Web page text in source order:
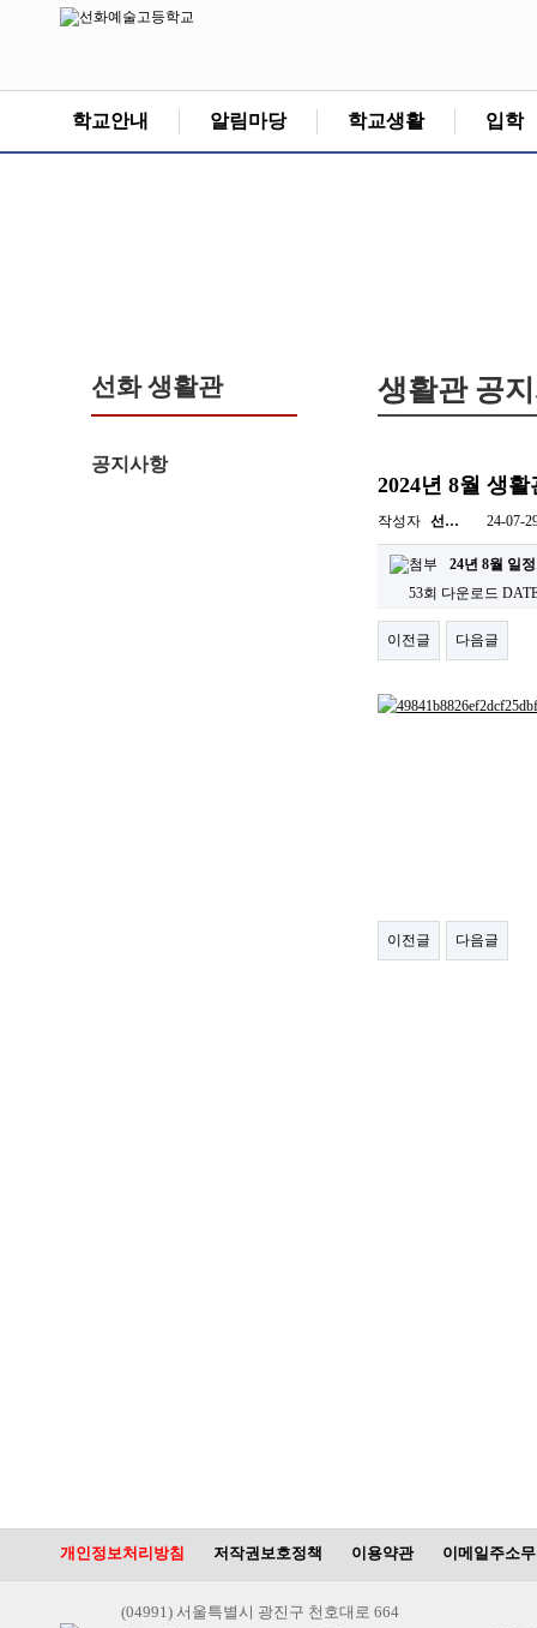
학교안내 알림마당 학교생활 입학
선화 생활관
공지사항
생활관 공
2024년 8월 생
작성자 선… 24-07-
24년 8월 일
53회 다운로드
이전글 다음글
이전글 다음글
개인정보처리방침 저작권보호정책 이용약관 이메일주소
(04991) 서울특별시 광진구 천호대로 664